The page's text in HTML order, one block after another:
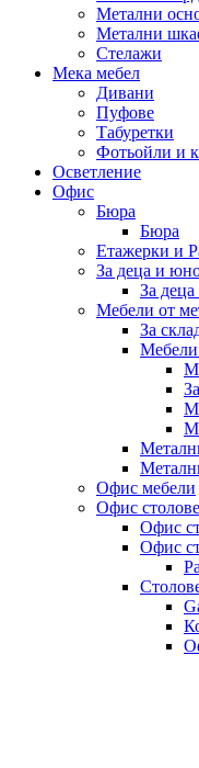
Метални
Метални
Стелажи
Мека мебел
Дивани
Пуфове
Табуретки
Фотьойли и
Осветление
Офис
Бюра
Бюра
Етажерки и
За деца и
За
Мебели от
За
Мебели
Офис мебели
Офис столове
Офис
Офис